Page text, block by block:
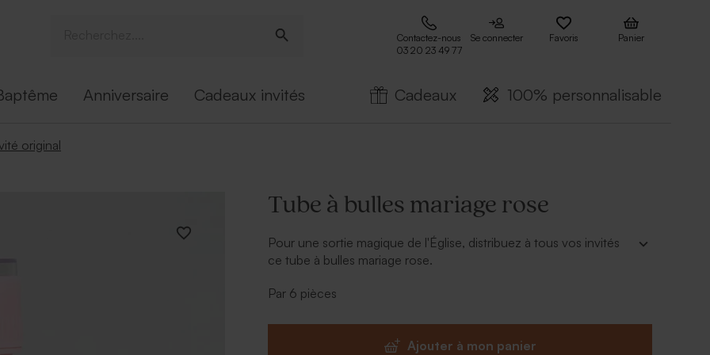
Contactez-nous
03 20 23 49 77
Se connecter Favoris Panier
Anniversaire Cadeaux invités Cadeaux 100% personnalisable
original
Tube à bulles mariage rose
Pour une sortie magique de l'Église, distribuez à tous vos invités
ce tube à bulles mariage rose.
afin de le rendre aussi unique que votre mariage ! Inscrivez vos
précieusement même après le grand jour.
Par 6 pièces
Ajouter à mon panier